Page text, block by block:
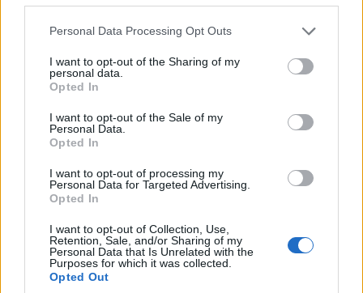
Please note that this website/app uses one or more Google
not limited to your visit or usage behaviour. You may click to
grant or deny consent to Google and its third-party tags to
use your data for below specified purposes in below Google
consent section.
Personal Data Processing Opt Outs
I want to opt-out of the Sharing of my
personal data.
Opted In
I want to opt-out of the Sale of my
Personal Data.
Opted In
I want to opt-out of processing my
Personal Data for Targeted Advertising.
Opted In
I want to opt-out of Collection, Use,
Retention, Sale, and/or Sharing of my
Personal Data that Is Unrelated with the
Purposes for which it was collected.
Opted Out
ΑΘΛΗΤΙΣΜΟΣ
Ευρωπαϊκό πρωτάθλημα κωπηλασίας: Χάλκινο
μετάλλιο ο Ντούσκος